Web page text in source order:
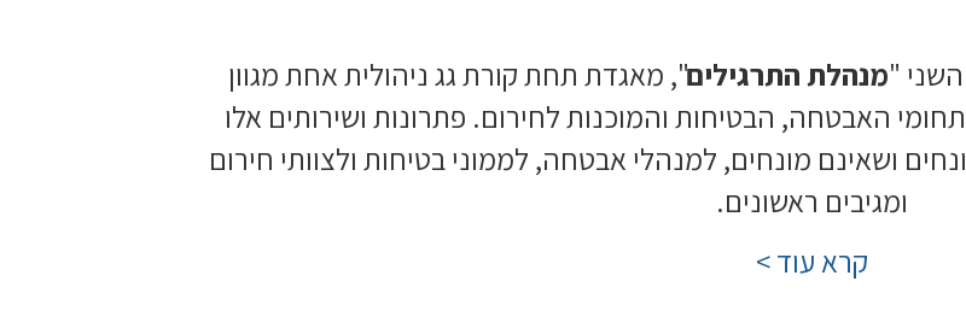
"מנהלת התרגילים", מאגדת תחת קורת גג ניהולית אחת מגוון
האבטחה, הבטיחות והמוכנות לחירום. פתרונות ושירותים אלו
ושאינם מונחים, למנהלי אבטחה, לממוני בטיחות ולצוותי חירום
ומגיבים ראשונים.
קרא עוד >